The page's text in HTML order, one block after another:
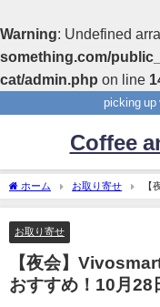
Warning: Undefined
something.com/
cat/admin.php on line
picking up
Coffee
ホーム お取り寄せ
【
め！10月28日
お取り寄せ
【夜会】
おすすめ！10月28